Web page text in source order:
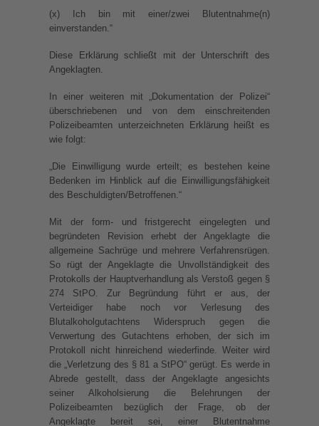
(x) Ich bin mit einer/zwei Blutentnahme(n)
einverstanden.“
Diese Erklärung schließt mit der Unterschrift des
Angeklagten.
In einer weiteren mit „Dokumentation der Polizei“
überschriebenen und von dem einschreitenden
Polizeibeamten unterzeichneten Erklärung heißt es
wie folgt:
„Die Einwilligung wurde erteilt; es bestehen keine
Bedenken im Hinblick auf die Einwilligungsfähigkeit
des Beschuldigten/Betroffenen.“
Mit der form- und fristgerecht eingelegten und
begründeten Revision erhebt der Angeklagte die
allgemeine Sachrüge und mehrere Verfahrensrügen.
So rügt der Angeklagte die Unvollständigkeit des
Protokolls der Hauptverhandlung als Verstoß gegen §
274 StPO. Zur Begründung führt er aus, der
Verteidiger habe noch vor Verlesung des
Blutalkoholgutachtens Widerspruch gegen die
Verwertung des Gutachtens erhoben, der sich im
Protokoll nicht hinreichend wiederfinde. Weiter wird
die „Verletzung des § 81 a StPO“ gerügt. Es werde in
Abrede gestellt, dass der Angeklagte angesichts
seiner Alkoholsierung die Belehrungen der
Polizeibeamten bezüglich der Frage, ob der
Angeklagte bereit sei, einer Blutentnahme